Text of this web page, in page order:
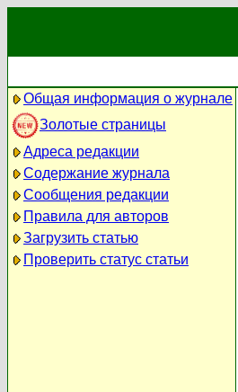
Общая информация о журнале
Золотые страницы
Адреса редакции
Содержание журнала
Сообщения редакции
Правила для авторов
Загрузить статью
Проверить статус статьи